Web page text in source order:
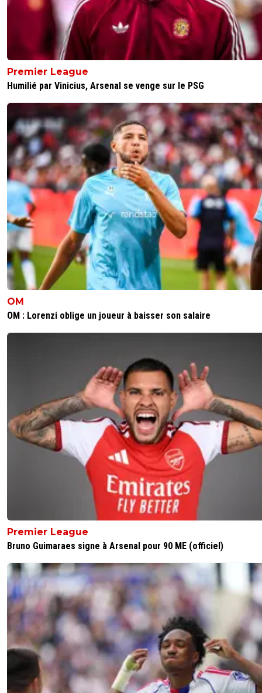
Premier League
Humilié par Vinicius, Arsenal se venge sur le PSG
OM
OM : Lorenzi oblige un joueur à baisser son salaire
Premier League
Bruno Guimaraes signe à Arsenal pour 90 ME (officiel)